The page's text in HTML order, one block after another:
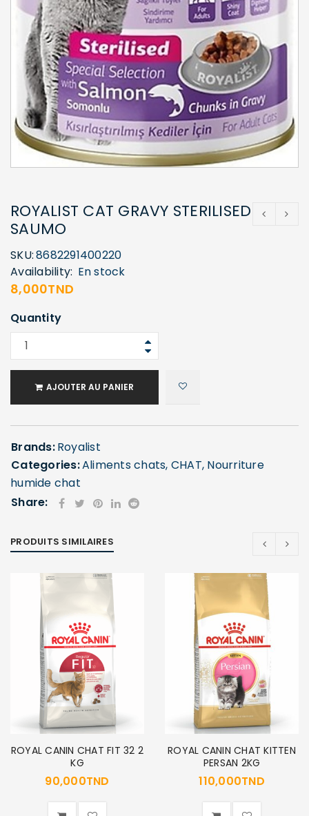
CONNECTER
ou e-mail*
de passe
Se souvenir de moi
SE CONNECTER
DE PASSE PERDU ?
ROYALIST CAT GRAVY STERILISED
SAUMO
SKU:8682291400220
Availability: En stock
8,000TND
Quantity
AJOUTER AU PANIER
Brands:Royalist
Categories:Aliments chats, CHAT, Nourriture
humide chat
Share:
PRODUITS SIMILAIRES
ROYAL CANIN CHAT FIT 32 2
KG
90,000TND
ROYAL CANIN CHAT KITTEN
PERSAN 2KG
110,000TND